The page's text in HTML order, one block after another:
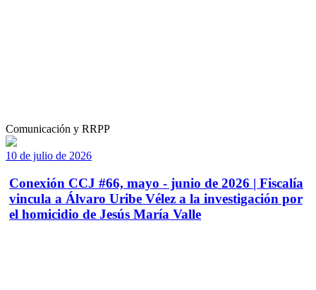
Comunicación y RRPP
10 de julio de 2026
Conexión CCJ #66, mayo - junio de 2026 | Fiscalía
vincula a Álvaro Uribe Vélez a la investigación por
el homicidio de Jesús María Valle